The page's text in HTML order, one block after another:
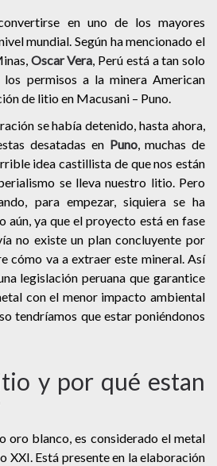
en uno de los mayores
mundial. Según ha mencionado el
Oscar Vera, Perú está a tan solo
permisos a la minera American
de litioen Macusani – Puno.
se había detenido, hasta ahora,
desatadas en Puno, muchas de
idea castillista de que nos están
se lleva nuestro litio. Pero
para empezar, siquiera se ha
ya que el proyecto está en fase
no existe un plan concluyente por
cómo va a extraer este mineral. Así
legislación peruana que garantice
con el menor impacto ambiental
tendríamos que estar poniéndonos
y por qué estan
oro blanco, es considerado el metal
XXI. Está presente en la elaboración